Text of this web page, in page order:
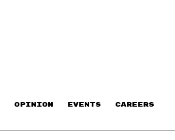
OPINION EVENTS CAREERS